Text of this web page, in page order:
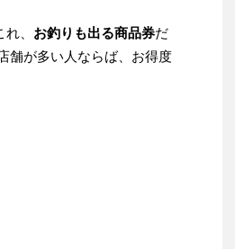
、 お釣りも出る商品券だ
舗が多い人ならば、お得度